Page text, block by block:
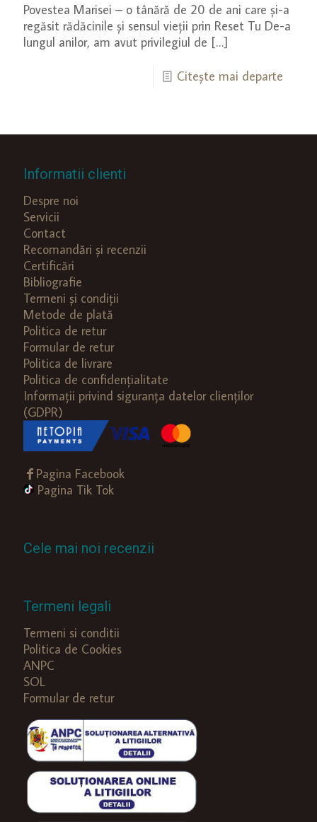
Povestea Marisei – o tânără de 20 de ani care și-a
regăsit rădăcinile și sensul vieții prin Reset Tu De-a
lungul anilor, am avut privilegiul de […]
Citește mai departe
Informatii clienti
Despre noi
Servicii
Contact
Recomandări și recenzii
Certificări
Bibliografie
Termeni și condiții
Metode de plată
Politica de retur
Formular de retur
Politica de livrare
Politica de confidențialitate
Informații privind siguranța datelor clienților
(GDPR)
Pagina Facebook
Pagina Tik Tok
Cele mai noi recenzii
Termeni legali
Termeni si conditii
Politica de Cookies
ANPC
SOL
Formular de retur